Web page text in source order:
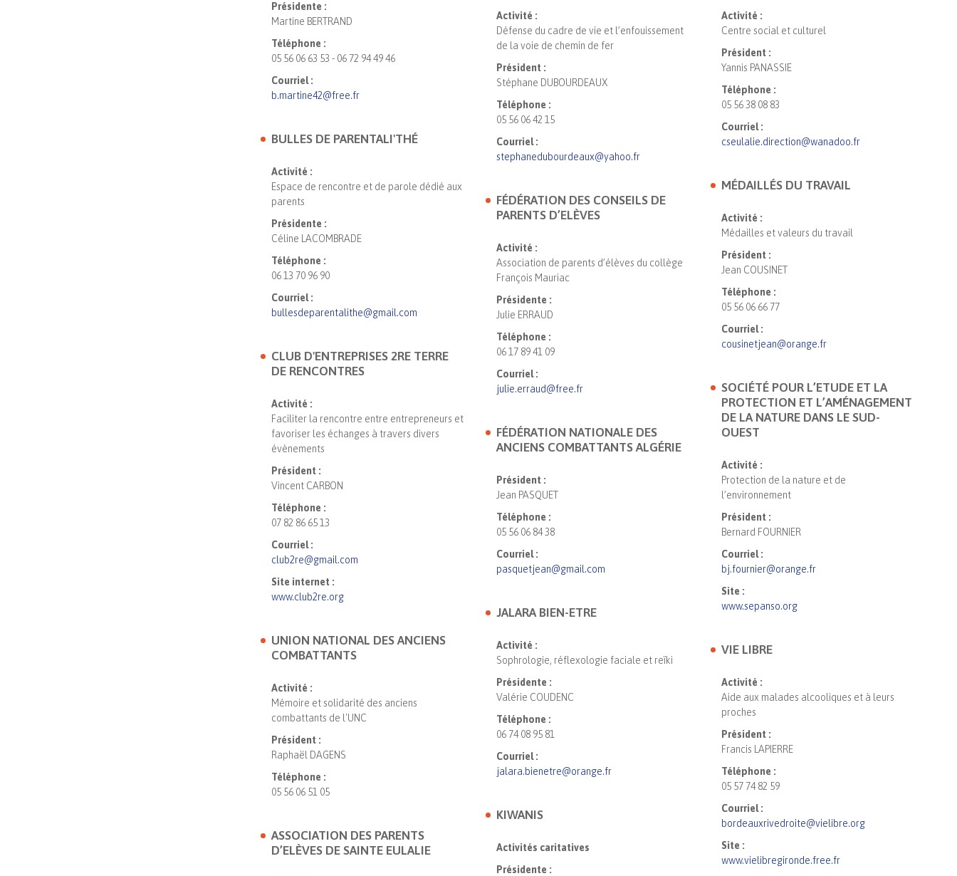
Présidente :
Martine BERTRAND
Téléphone :
05 56 06 63 53 - 06 72 94 49 46
Courriel :
b.martine42@free.fr
BULLES DE PARENTALI'THÉ
Activité :
Espace de rencontre et de parole dédié aux
parents
Présidente :
Céline LACOMBRADE
Téléphone :
06 13 70 96 90
Courriel :
bullesdeparentalithe@gmail.com
CLUB D'ENTREPRISES 2RE TERRE
DE RENCONTRES
Activité :
Faciliter la rencontre entre entrepreneurs et
favoriser les échanges à travers divers
évènements
Président :
Vincent CARBON
Téléphone :
07 82 86 65 13
Courriel :
club2re@gmail.com
Site internet :
www.club2re.org
UNION NATIONAL DES ANCIENS
COMBATTANTS
Activité :
Mémoire et solidarité des anciens
combattants de l'UNC
Président :
Raphaël DAGENS
Téléphone :
05 56 06 51 05
ASSOCIATION DES PARENTS
D’ELÈVES DE SAINTE EULALIE
Activité :
Défense du cadre de vie et l’enfouissement
de la voie de chemin de fer
Président :
Stéphane DUBOURDEAUX
Téléphone :
05 56 06 42 15
Courriel :
stephanedubourdeaux@yahoo.fr
FÉDÉRATION DES CONSEILS DE
PARENTS D’ELÈVES
Activité :
Association de parents d’élèves du collège
François Mauriac
Présidente :
Julie ERRAUD
Téléphone :
06 17 89 41 09
Courriel :
julie.erraud@free.fr
FÉDÉRATION NATIONALE DES
ANCIENS COMBATTANTS ALGÉRIE
Président :
Jean PASQUET
Téléphone :
05 56 06 84 38
Courriel :
pasquetjean@gmail.com
JALARA BIEN-ETRE
Activité :
Sophrologie, réflexologie faciale et reïki
Présidente :
Valérie COUDENC
Téléphone :
06 74 08 95 81
Courriel :
jalara.bienetre@orange.fr
KIWANIS
Activités caritatives
Présidente :
Activité :
Centre social et culturel
Président :
Yannis PANASSIE
Téléphone :
05 56 38 08 83
Courriel :
cseulalie.direction@wanadoo.fr
MÉDAILLÉS DU TRAVAIL
Activité :
Médailles et valeurs du travail
Président :
Jean COUSINET
Téléphone :
05 56 06 66 77
Courriel :
cousinetjean@orange.fr
SOCIÉTÉ POUR L’ETUDE ET LA
PROTECTION ET L’AMÉNAGEMENT
DE LA NATURE DANS LE SUD-
OUEST
Activité :
Protection de la nature et de
l’environnement
Président :
Bernard FOURNIER
Courriel :
bj.fournier@orange.fr
Site :
www.sepanso.org
VIE LIBRE
Activité :
Aide aux malades alcooliques et à leurs
proches
Président :
Francis LAPIERRE
Téléphone :
05 57 74 82 59
Courriel :
bordeauxrivedroite@vielibre.org
Site :
www.vielibregironde.free.fr